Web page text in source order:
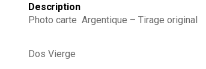
-
Tranchée
Description
Photo carte Argentique – Tirage original
Dos Vierge